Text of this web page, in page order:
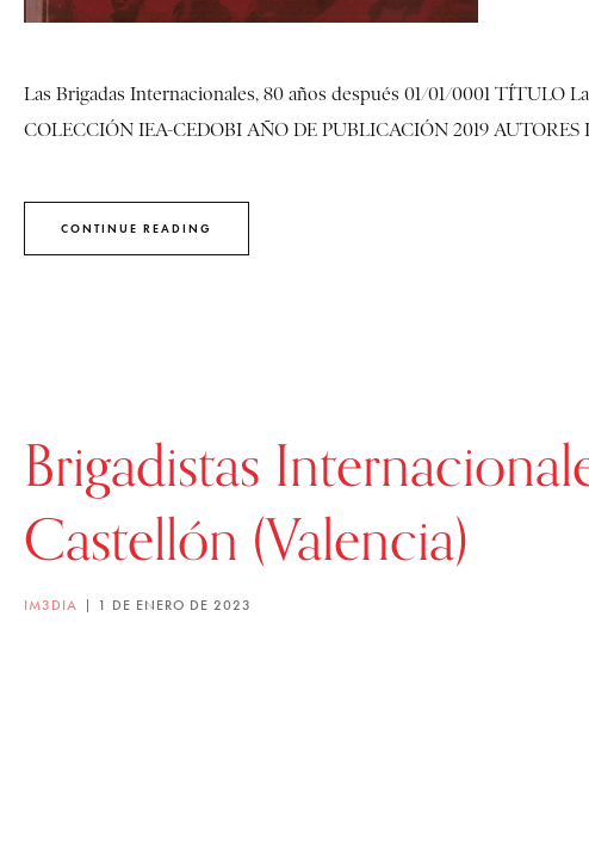
Las Brigadas Internacionales, 80 años después 01/01/0001 TÍTULO
COLECCIÓN IEA-CEDOBI AÑO DE PUBLICACIÓN 2019 AUTORES
CONTINUE READING
Brigadistas
Castellón (Valencia)
IM3DIA 1 DE ENERO DE 2023